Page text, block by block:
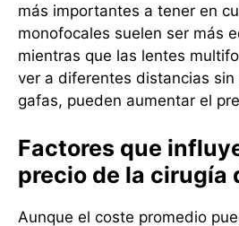
más importantes a tener en
monofocales suelen ser más
mientras que las lentes
ver a diferentes distancias
gafas, pueden aumentar el
Factores que
precio de la cirugía
Aunque el coste promedio